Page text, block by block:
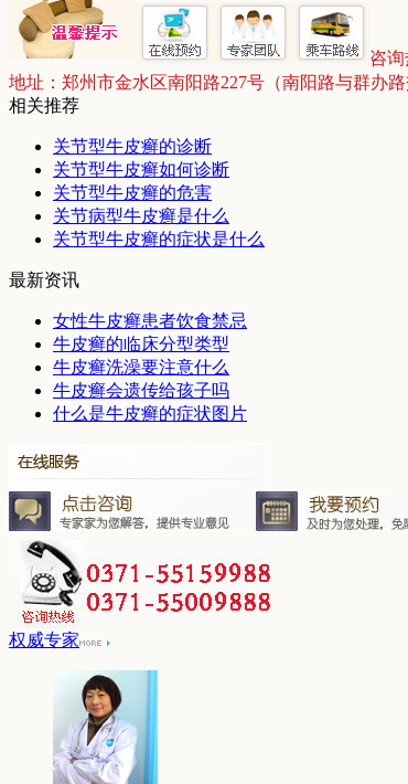
咨询
地址：郑州市金水区南阳路227号（南阳路与群办路
相关推荐
关节型牛皮癣的诊断
关节型牛皮癣如何诊断
关节型牛皮癣的危害
关节病型牛皮癣是什么
关节型牛皮癣的症状是什么
最新资讯
女性牛皮癣患者饮食禁忌
牛皮癣的临床分型类型
牛皮癣洗澡要注意什么
牛皮癣会遗传给孩子吗
什么是牛皮癣的症状图片
权威专家